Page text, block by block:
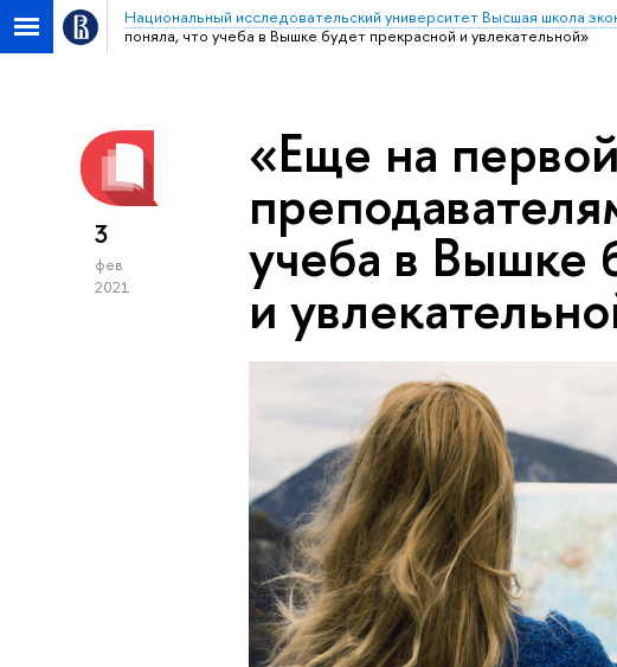
Национальный исследовательский университет Высшая школа
поняла, что учеба в Вышке будет прекрасной и увлекательной»
3
фев
2021
«Еще на
учеба в Вышке
и